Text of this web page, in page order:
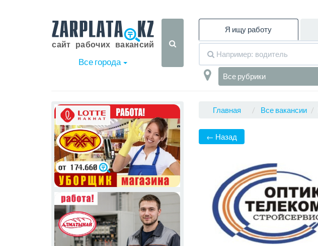
Все города
Я ищу работу
Все рубрики
Главная Все вакансии
← Назад